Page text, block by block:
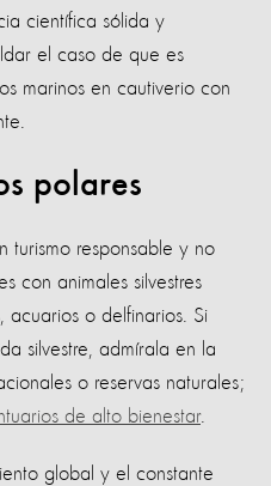
científica sólida y
el caso de que es
marinos en cautiverio con
polares
turismo responsable y no
con animales silvestres
acuarios o delfinarios. Si
silvestre, admírala en la
o reservas naturales;
de alto bienestar.
global y el constante